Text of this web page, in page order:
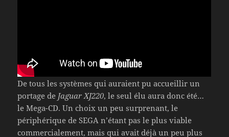
De tous les systèmes qui auraient pu accueillir un
portage de Jaguar XJ220, le seul élu aura donc été…
le Mega-CD. Un choix un peu surprenant, le
périphérique de SEGA n’étant pas le plus viable
commercialement, mais qui avait déjà un peu plus